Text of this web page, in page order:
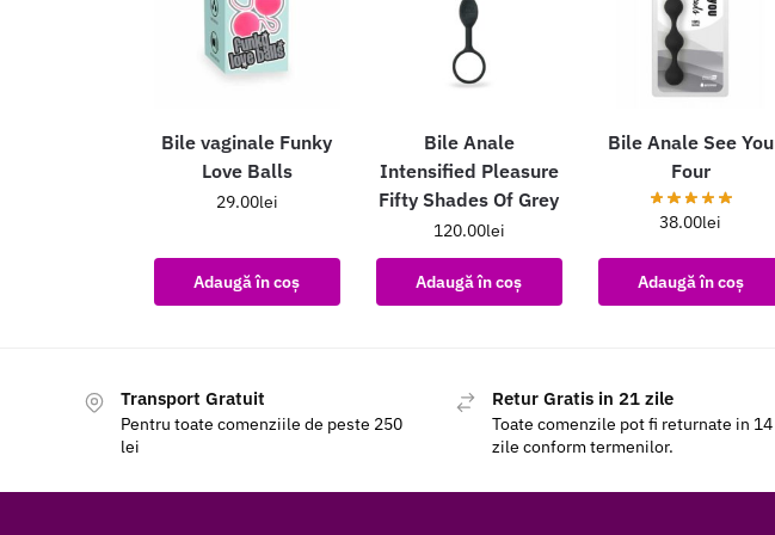
Bile vaginale Funky
Love Balls
29.00lei
Adaugă în coș
Bile Anale
Intensified Pleasure
Fifty Shades Of Grey
120.00lei
Adaugă în coș
Bile Anale See You
Four
38.00lei
Adaugă în coș
Transport Gratuit
Pentru toate comenziile de peste 250
lei
Retur Gratis in 21 zile
Toate comenzile pot fi returnate in 14
zile conform termenilor.